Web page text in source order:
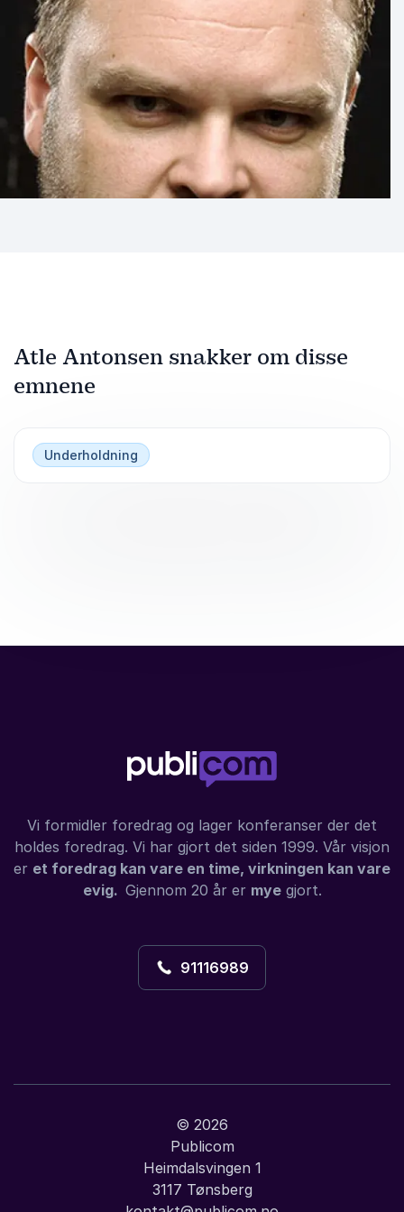
Atle Antonsen snakker om disse
emnene
Underholdning
Vi formidler foredrag og lager konferanser der det
holdes foredrag. Vi har gjort det siden 1999. Vår visjon
er et foredrag kan vare en time, virkningen kan vare
evig. Gjennom 20 år er myegjort.
91116989
© 2026
Publicom
Heimdalsvingen 1
3117 Tønsberg